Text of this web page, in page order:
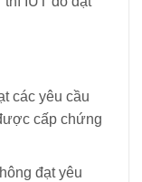
các yêu cầu
cấp chứng
đạt yêu